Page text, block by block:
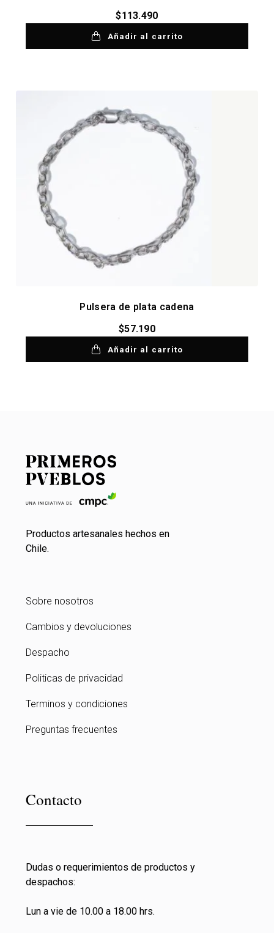
$113.490
Añadir al carrito
Pulsera de plata cadena
$57.190
Añadir al carrito
Productos artesanales hechos en
Chile.
Sobre nosotros
Cambios y devoluciones
Despacho
Politicas de privacidad
Terminos y condiciones
Preguntas frecuentes
Contacto
Dudas o requerimientos de productos y
despachos:
Lun a vie de 10.00 a 18.00 hrs.